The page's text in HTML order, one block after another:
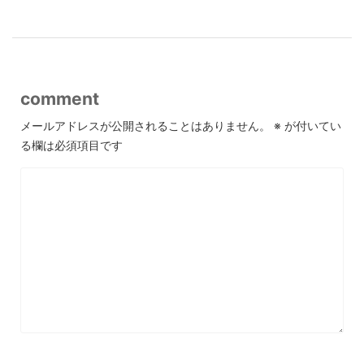
comment
メールアドレスが公開されることはありません。 ※ が付いてい
る欄は必須項目です